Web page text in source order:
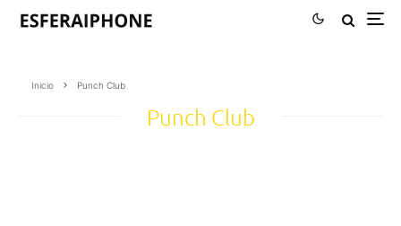
Inicio Punch Club
Punch Club